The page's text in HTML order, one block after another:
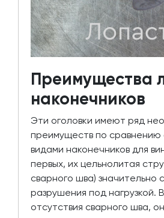
Преимущества
наконечников
Эти оголовки имеют ряд
преимуществ по сравнению
видами наконечников для
первых, их цельнолитая
сварного шва) значительно
разрушения под нагрузкой.
отсутствия сварного шва,